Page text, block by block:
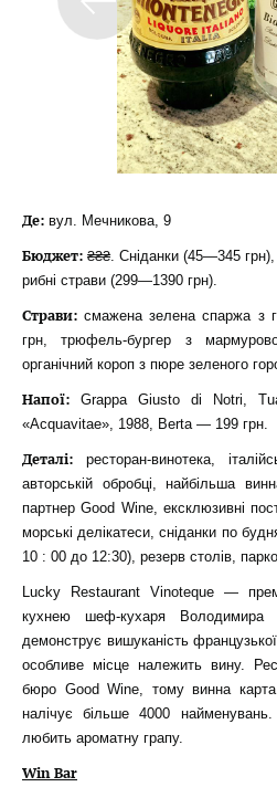
Де: вул. Мечникова, 9
Бюджет: ₴₴₴. Сніданки (45—345
рибні страви (299—1390 грн).
Страви:смажена зелена спаржа з
грн, трюфель-бургер з
органічний короп з пюре зеленого
Напої: Grappa Giusto di Notri,
«Acquavitae», 1988, Berta — 199 грн.
Деталі: ресторан-винотека,
авторській обробці, найбільша
партнер Good Wine, ексклюзивні
морські делікатеси, сніданки по
10 : 00 до 12:30), резерв столів,
Lucky Restaurant Vinoteque —
кухнею шеф-кухаря Володимира
демонструє вишуканість французької
особливе місце належить вину.
бюро Good Wine, тому винна
налічує більше 4000
любить ароматну грапу.
Win Bar